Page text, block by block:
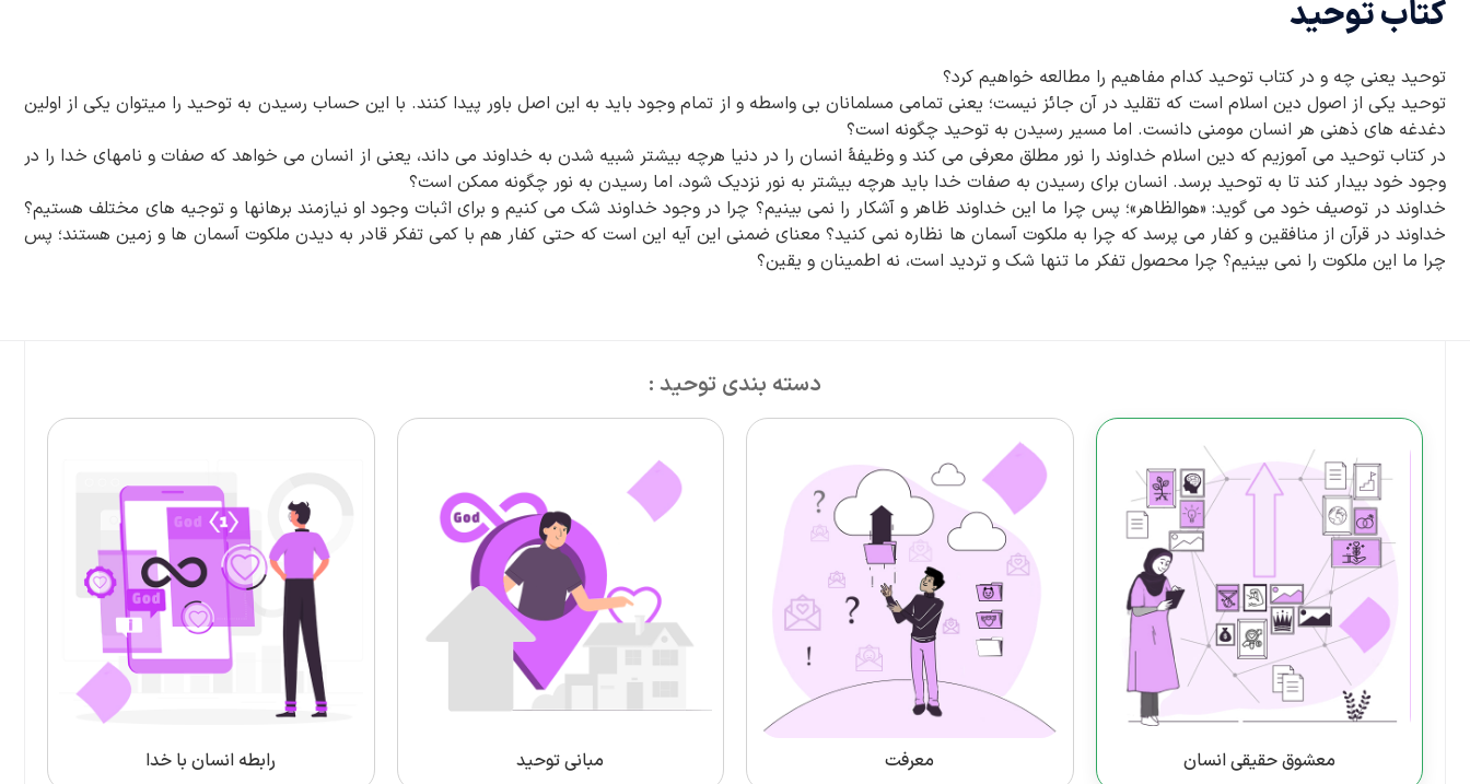
کتاب توحید
توحید یعنی چه و در کتاب توحید کدام مفاهیم را مطالعه خواهیم کرد؟
توحید یکی از اصول دین اسلام است که تقلید در آن جائز نیست؛ یعنی تمامی مسلمانان بی واسطه و از تمام وجود باید به این اصل باور پیدا کنند. با این حساب رسیدن به توحید را میتوان یکی از اولین
دغدغه های ذهنی هر انسان مومنی دانست. اما مسیر رسیدن به توحید چگونه است؟
در کتاب توحید می آموزیم که دین اسلام خداوند را نور مطلق معرفی می کند و وظیفۀ انسان را در دنیا هرچه بیشتر شبیه شدن به خداوند می داند، یعنی از انسان می خواهد که صفات و نامهای خدا را در
وجود خود بیدار کند تا به توحید برسد. انسان برای رسیدن به صفات خدا باید هرچه بیشتر به نور نزدیک شود، اما رسیدن به نور چگونه ممکن است؟
خداوند در توصیف خود می گوید: «هوالظاهر»؛ پس چرا ما این خداوند ظاهر و آشکار را نمی بینیم؟ چرا در وجود خداوند شک می کنیم و برای اثبات وجود او نیازمند برهانها و توجیه های مختلف هستیم؟
خداوند در قرآن از منافقین و کفار می پرسد که چرا به ملکوت آسمان ها نظاره نمی کنید؟ معنای ضمنی این آیه این است که حتی کفار هم با کمی تفکر قادر به دیدن ملکوت آسمان ها و زمین هستند؛ پس
چرا ما این ملکوت را نمی بینیم؟ چرا محصول تفکر ما تنها شک و تردید است، نه اطمینان و یقین؟
دسته بندی توحید :
معشوق حقیقی انسان معرفت مبانی توحید رابطه انسان با خدا